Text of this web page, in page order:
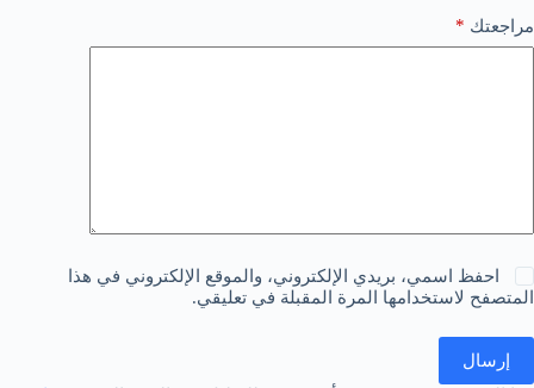
مراجعتك *
احفظ اسمي، بريدي الإلكتروني، والموقع الإلكتروني في هذا
المتصفح لاستخدامها المرة المقبلة في تعليقي.
إرسال